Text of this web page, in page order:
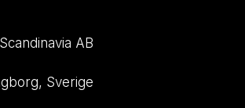
AB
Sverige